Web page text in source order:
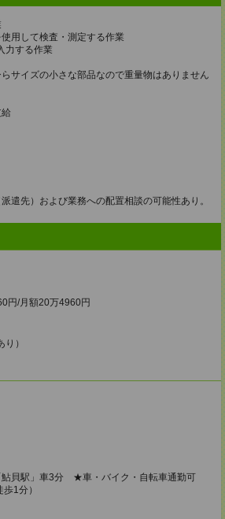
用して検査・測定する作業
力する作業
サイズの小さな部品なので重量物はありません
遣先）および業務への配置相談の可能性あり。
円/月額20万4960円
）
鮎貝駅」車3分 ★車・バイク・自転車通勤可
1分）